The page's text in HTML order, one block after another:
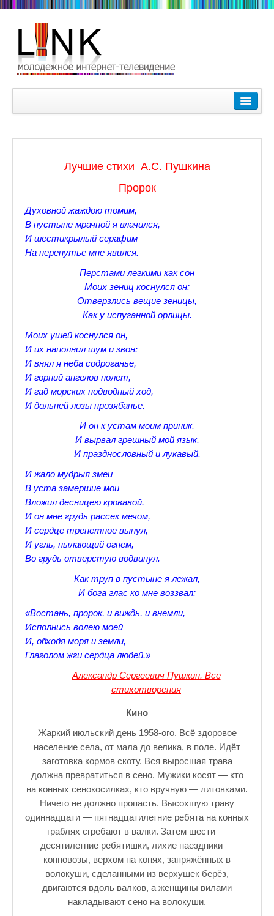
Зимние Олимпийские игры 2018. Заметки наших
Любимые фильмы Любимые актеры
Царское Село в Санкт-Петербурге
Прогулки по Царскому Селу. Зима.
Секции настольного тенниса в Пушкинском районе
Прогулки по Царскому Селу. Весна.
Прогулки по Царскому Селу. Лето
Прогулки по Царскому Селу. Осень
Царскосельские Стихи
Стихи о Пушкине А.С.
Стихотворения лицеистов
Лучшие стихи Русских Классиков
♪♫Nostalgia melody★
♪♫Музыкальное ассорти★
♪♫Nostalgia melody★
ЗАЛЫ ДЛЯ НАСТОЛЬНОГО ТЕННИСА В ПУШКИНЕ
♪♫Анекдоты★
♪♫Все тексты новых песен★
♪♫Песни Высоцкого★
♪♫Eще раз про любовь★
♪♫Песни в стиле реп★
♪♫♪♫Романсы♪♫♪♫
♪♫Рассказы★
Top видео студии
Лучшее фото недели
Лучшие стихи А.С. Пушкина
Пророк
Духовной жаждою томим,
В пустыне мрачной я влачился,
И шестикрылый серафим
На перепутье мне явился.
Перстами легкими как сон
Моих зениц коснулся он:
Отверзлись вещие зеницы,
Как у испуганной орлицы.
Моих ушей коснулся он,
И их наполнил шум и звон:
И внял я неба содроганье,
И горний ангелов полет,
И гад морских подводный ход,
И дольней лозы прозябанье.
И он к устам моим приник,
И вырвал грешный мой язык,
И празднословный и лукавый,
И жало мудрыя змеи
В уста замершие мои
Вложил десницею кровавой.
И он мне грудь рассек мечом,
И сердце трепетное вынул,
И угль, пылающий огнем,
Во грудь отверстую водвинул.
Как труп в пустыне я лежал,
И бога глас ко мне воззвал:
«Востань, пророк, и виждь, и внемли,
Исполнись волею моей
И, обходя моря и земли,
Глаголом жги сердца людей.»
Александр Сергеевич Пушкин. Все
стихотворения
Кино
Жаркий июльский день 1958-ого. Всё здоровое
население села, от мала до велика, в поле. Идёт
заготовка кормов скоту. Вся выросшая трава
должна превратиться в сено. Мужики косят — кто
на конных сенокосилках, кто вручную — литовками.
Ничего не должно пропасть. Высохшую траву
одиннадцати — пятнадцатилетние ребята на конных
граблях сгребают в валки. Затем шести —
десятилетние ребятишки, лихие наездники —
копновозы, верхом на конях, запряжённых в
волокуши, сделанными из верхушек берёз,
двигаются вдоль валков, а женщины вилами
накладывают сено на волокуши.